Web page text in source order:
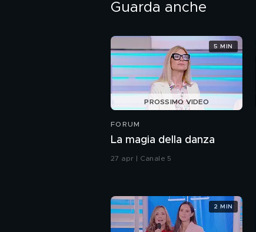
Guarda anche
PROSSIMO VIDEO
FORUM
La magia della danza
27 apr | Canale 5
5 MIN
2 MIN